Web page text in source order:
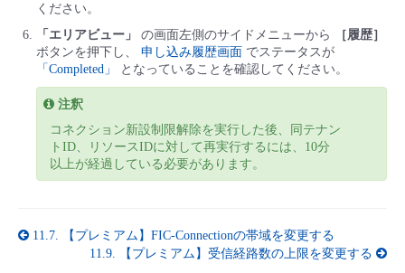
ください。
「エリアビュー」
の画面左側のサイドメニューから
［履歴］
ボタンを押下し、 申し込み履歴画面 でステータスが
「Completed」
となっていることを確認してください。
注釈
コネクション新設制限解除を実行した後、同テナン
トID、リソースIDに対して再実行するには、10分
以上が経過している必要があります。
11.7.
【プレミアム】FIC-Connectionの帯域を変更する
11.9.
【プレミアム】受信経路数の上限を変更する